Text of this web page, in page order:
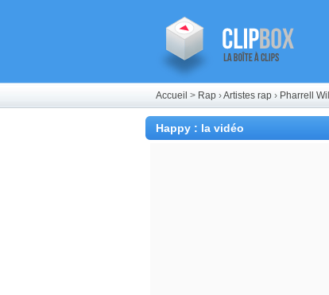
Accueil > Rap ›Artistes rap › Pharrell
Happy : la vidéo